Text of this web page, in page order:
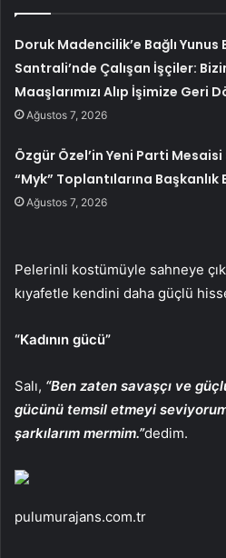
Doruk Madencilik’e Bağlı Yunus
Santrali’nde Çalışan İşçiler:
Maaşlarımızı Alıp İşimize Geri
Ağustos 7, 2026
Özgür Özel’in Yeni Parti
“Myk” Toplantılarına Başkanlık
Ağustos 7, 2026
Pelerinli kostümüyle sahneye
kıyafetle kendini daha güçlü
“Kadının gücü”
Salı, “Ben zaten savaşçı ve
gücünü temsil etmeyi
şarkılarım mermim.”dedim.
pulumurajans.com.tr